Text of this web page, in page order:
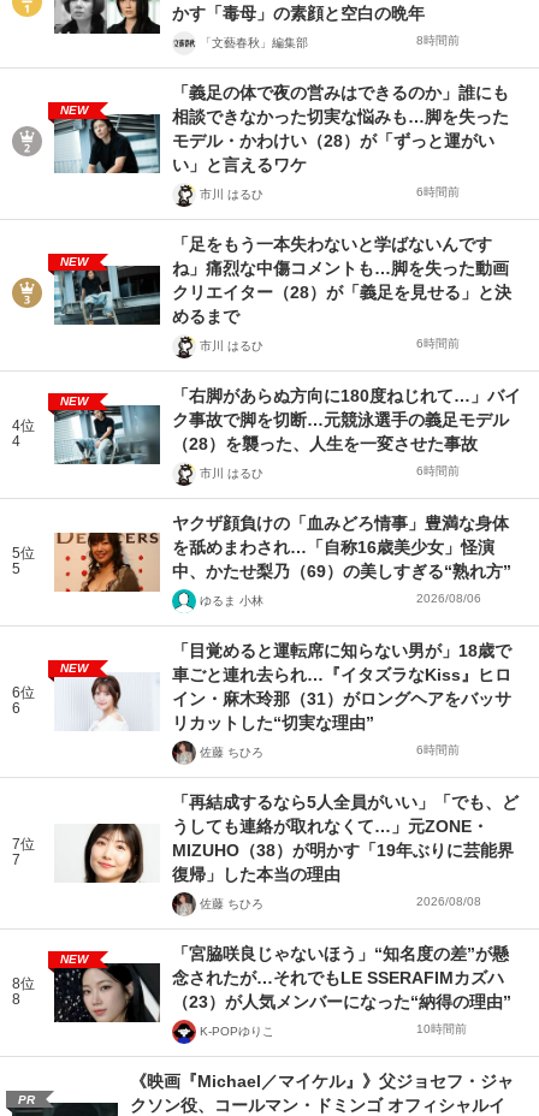
かす「毒母」の素顔と空白の晩年
「文藝春秋」編集部 8時間前
NEW
「義足の体で夜の営みはできるのか」誰にも
相談できなかった切実な悩みも…脚を失った
モデル・かわけい（28）が「ずっと運がい
い」と言えるワケ
市川 はるひ 6時間前
NEW
「足をもう一本失わないと学ばないんです
ね」痛烈な中傷コメントも…脚を失った動画
クリエイター（28）が「義足を見せる」と決
めるまで
市川 はるひ 6時間前
4位
4
NEW
「右脚があらぬ方向に180度ねじれて…」バイ
ク事故で脚を切断…元競泳選手の義足モデル
（28）を襲った、人生を一変させた事故
市川 はるひ 6時間前
5位
5
ヤクザ顔負けの「血みどろ情事」豊満な身体
を舐めまわされ…「自称16歳美少女」怪演
中、かたせ梨乃（69）の美しすぎる“熟れ方”
ゆるま 小林 2026/08/06
6位
6
NEW
「目覚めると運転席に知らない男が」18歳で
車ごと連れ去られ…『イタズラなKiss』ヒロ
イン・麻木玲那（31）がロングヘアをバッサ
リカットした“切実な理由”
佐藤 ちひろ 6時間前
7位
7
「再結成するなら5人全員がいい」「でも、ど
うしても連絡が取れなくて…」元ZONE・
MIZUHO（38）が明かす「19年ぶりに芸能界
復帰」した本当の理由
佐藤 ちひろ 2026/08/08
8位
8
NEW
「宮脇咲良じゃないほう」“知名度の差”が懸
念されたが…それでもLE SSERAFIMカズハ
（23）が人気メンバーになった“納得の理由”
K-POPゆりこ 10時間前
PR
《映画『Michael／マイケル』》父ジョセフ・ジャ
クソン役、コールマン・ドミンゴ オフィシャルイ